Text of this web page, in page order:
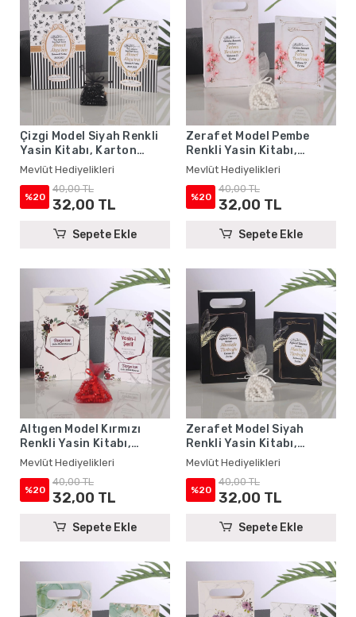
Çizgi Model Siyah Renkli
Yasin Kitabı, Karton
Çanta ve Tesbih - Mevlüt
Hediyelikleri
Mevlüt Hediyelikleri
%20
40,00 TL
32,00 TL
Sepete Ekle
Zerafet Model Pembe
Renkli Yasin Kitabı,
Karton Çanta ve Tesbih -
Mevlüt Hediyelikleri
Mevlüt Hediyelikleri
%20
40,00 TL
32,00 TL
Sepete Ekle
Altıgen Model Kırmızı
Renkli Yasin Kitabı,
Karton Çanta ve Tesbih -
Mevlüt Hediyelikleri
Mevlüt Hediyelikleri
%20
40,00 TL
32,00 TL
Sepete Ekle
Zerafet Model Siyah
Renkli Yasin Kitabı,
Karton Çanta ve Tesbih -
Mevlüt Hediyelikleri
Mevlüt Hediyelikleri
%20
40,00 TL
32,00 TL
Sepete Ekle